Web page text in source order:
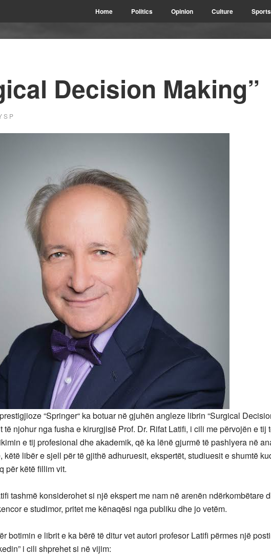
Home Politics Opinion Culture Sports
Decision Making”
S P
“Springer“ ka botuar në gjuhën angleze librin “Surgical
të njohur nga fusha e kirurgjisë Prof. Dr. Rifat Latifi, i cili me përvojën e tij
e tij profesional dhe akademik, që ka lënë gjurmë të pashlyera në
këtë libër e sjell për të gjithë adhuruesit, ekspertët, studiuesit e shumtë
për këtë fillim vit.
tashmë konsiderohet si një ekspert me nam në arenën ndërkombëtare
e studimor, pritet me kënaqësi nga publiku dhe jo vetëm.
botimin e librit e ka bërë të ditur vet autori profesor Latifi përmes një
i cili shprehet si në vijim: